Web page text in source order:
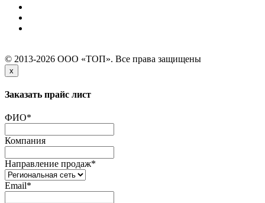
© 2013-2026 ООО «ТОП». Все права защищены
x
Заказать прайс лист
ФИО*
Компания
Направление продаж*
Email*